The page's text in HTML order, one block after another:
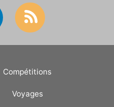
Compétitions
Voyages